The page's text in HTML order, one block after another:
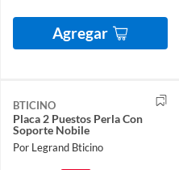
Agregar
BTICINO
Placa 2 Puestos Perla Con
Soporte Nobile
Por Legrand Bticino